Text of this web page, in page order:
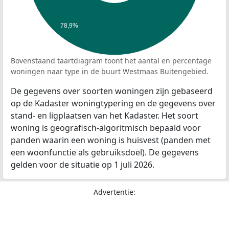
78,9%
Bovenstaand taartdiagram toont het aantal en percentage
woningen naar type in de buurt Westmaas Buitengebied.
De gegevens over soorten woningen zijn gebaseerd
op de Kadaster woningtypering en de gegevens over
stand- en ligplaatsen van het Kadaster. Het soort
woning is geografisch-algoritmisch bepaald voor
panden waarin een woning is huisvest (panden met
een woonfunctie als gebruiksdoel). De gegevens
gelden voor de situatie op 1 juli 2026.
Advertentie: